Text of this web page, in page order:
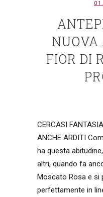
NUOVA
FIOR DI
CERCASI
ANCHE ARDITI
ha questa
altri, quando fa
Moscato Rosa e si
perfettamente in